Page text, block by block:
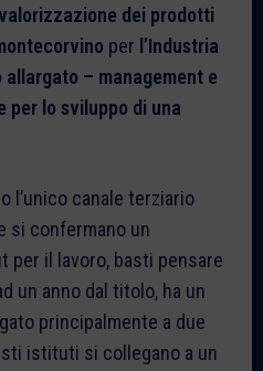
valorizzazione dei prodotti
per l’Industria
– management e
per lo sviluppo di una
l’unico canale terziario
si confermano un
per il lavoro, basti pensare
un anno dal titolo, ha un
principalmente a due
istituti si collegano a un